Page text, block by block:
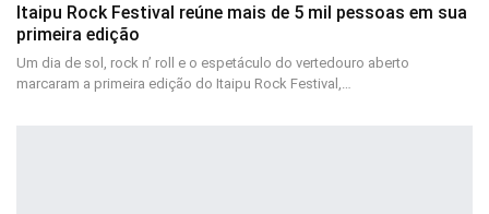
Itaipu Rock Festival reúne mais de 5 mil pessoas em sua
primeira edição
Um dia de sol, rock n’ roll e o espetáculo do vertedouro aberto
marcaram a primeira edição do Itaipu Rock Festival,…